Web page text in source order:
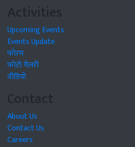
Activities
Upcoming Events
Events Update
फोरम
फोटो गैलरी
वीडियो
Contact
About Us
Contact Us
Careers